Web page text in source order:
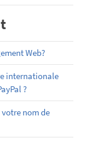
Web?
internationale
?
nom de